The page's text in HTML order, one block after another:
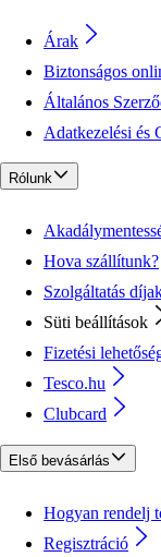
Árak
Biztonságos
Általános
Adatkezelési és
Rólunk
Hova szállítunk?
Szolgáltatás
Süti beállítások
Fizetési
Tesco.hu
Clubcard
Első bevásárlás
Hogyan rendelj
Regisztráció